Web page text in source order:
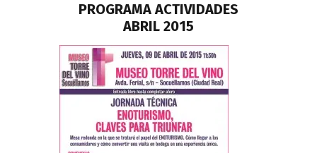
n
PROGRAMA ACTIVIDADES
ABRIL 2015